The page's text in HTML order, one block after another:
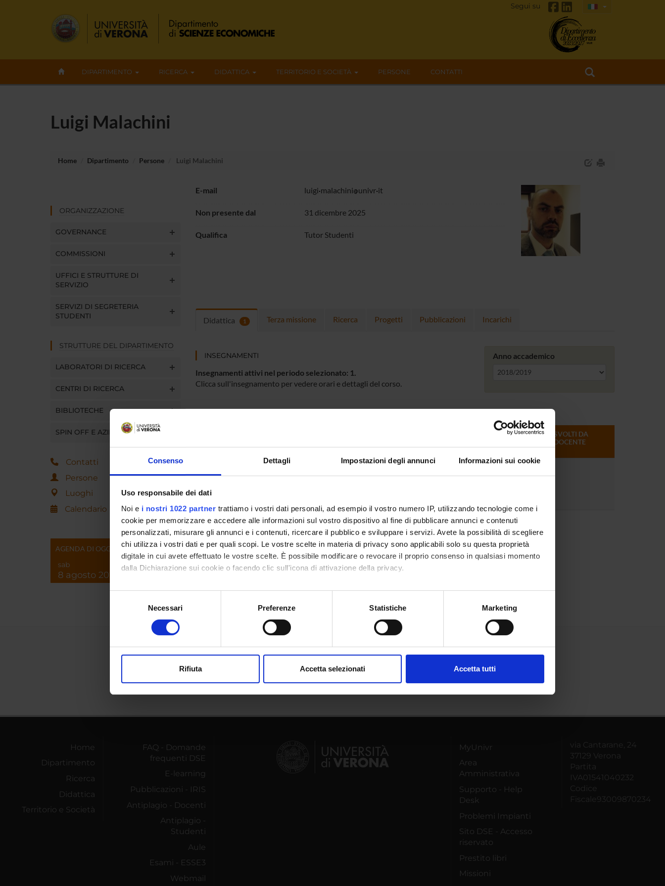
Consenso Dettagli Impostazioni degli annunci Informazioni sui cookie
Uso responsabile dei dati
Noi e i nostri 1022 partner trattiamo i vostri dati personali, ad esempio il vostro numero IP, utilizzando tecnologie come i
cookie per memorizzare e accedere alle informazioni sul vostro dispositivo al fine di pubblicare annunci e contenuti
personalizzati, misurare gli annunci e i contenuti, ricercare il pubblico e sviluppare i servizi. Avete la possibilità di scegliere
chi utilizza i vostri dati e per quali scopi. Le vostre scelte in materia di privacy sono applicabili solo su questa proprietà
digitale in cui avete effettuato le vostre scelte. È possibile modificare o revocare il proprio consenso in qualsiasi momento
dalla Dichiarazione sui cookie o facendo clic sull'icona di attivazione della privacy.
Con il tuo consenso, vorremmo anche:
raccogliere informazioni sulla tua posizione geografica, con un'approssimazione di qualche metro,
digitali).
modificare o ritirare il tuo consenso in qualsiasi momento dalla Dichiarazione sui cookie.
Necessari Preferenze Statistiche Marketing
Rifiuta Accetta selezionati Accetta tutti
Segui su
DIPARTIMENTO RICERCA DIDATTICA TERRITORIO E SOCIETÀ PERSONE CONTATTI
Luigi Malachini
Home Dipartimento Persone Luigi Malachini
ORGANIZZAZIONE
GOVERNANCE
COMMISSIONI
UFFICI E STRUTTURE DI
SERVIZIO
SERVIZI DI SEGRETERIA
STUDENTI
STRUTTURE DEL DIPARTIMENTO
LABORATORI DI RICERCA
CENTRI DI RICERCA
BIBLIOTECHE
SPIN OFF E AZIENDE
Contatti
Persone
Luoghi
Calendario
AGENDA DI OGGI
sab
8 agosto 2026
E-mail luigi malachini univr it
Non presente dal 31 dicembre 2025
Qualifica Tutor Studenti
Didattica 1 Terza missione Ricerca Progetti Pubblicazioni Incarichi
INSEGNAMENTI
Insegnamenti attivi nel periodo selezionato: 1.
Clicca sull'insegnamento per vedere orari e dettagli del corso.
Anno accademico
CREDITI
DOCENTE
MODULI SVOLTI DA
QUESTO DOCENTE
Matematica
Applicata [L-35]
Matematica finanziaria
(2018/2019)
Home
Dipartimento
Ricerca
Didattica
Territorio e Società
FAQ - Domande
frequenti DSE
E-learning
Pubblicazioni - IRIS
Antiplagio - Docenti
Antiplagio -
Studenti
Aule
Esami - ESSE3
Webmail
MyUnivr
Area
Amministrativa
Supporto - Help
Desk
Problemi Impianti
Sito DSE - Accesso
riservato
Prestito libri
Missioni
via Cantarane, 24
37129 Verona
Partita
IVA01541040232
Codice
Fiscale93009870234